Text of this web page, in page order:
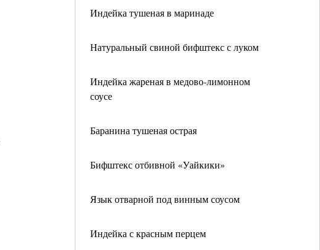
Индейка тушеная в маринаде
Натуральный свиной бифштекс с луком
Индейка жареная в медово-лимонном
соусе
Баранина тушеная острая
Бифштекс отбивной «Уайкики»
Язык отварной под винным соусом
Индейка с красным перцем